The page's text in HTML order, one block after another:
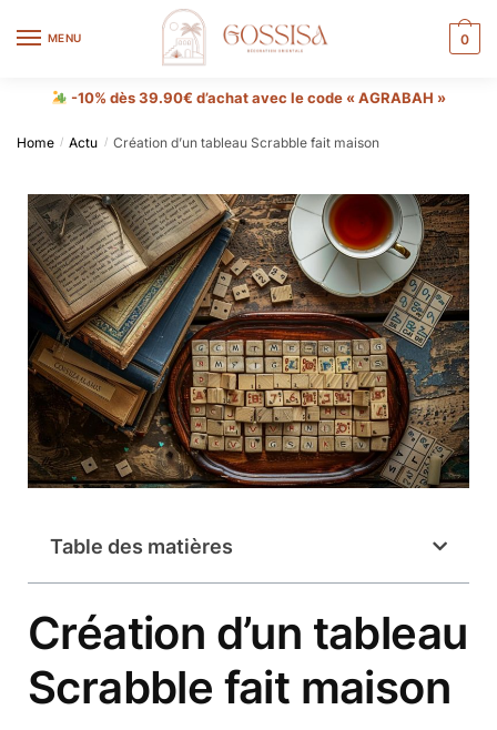
MENU 0
-10% dès 39.90€ d’achat avec le code « AGRABAH »
Home / Actu / Création d’un tableau Scrabble fait maison
Table des matières
Création d’un tableau
Scrabble fait maison